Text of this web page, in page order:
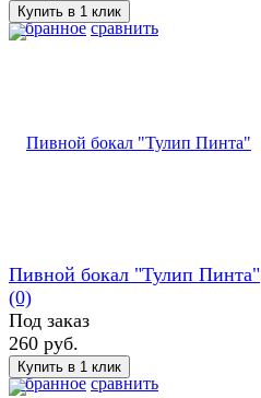
избранное сравнить
избранное сравнить
Пивной бокал "Тулип Пинта"
(0)
Под заказ
260 руб.